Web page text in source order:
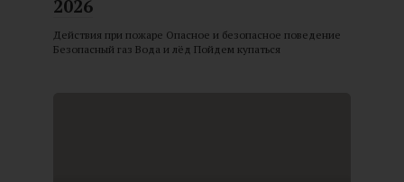
2026
Действия при пожаре Опасное и безопасное поведение
Безопасный газ Вода и лёд Пойдем купаться